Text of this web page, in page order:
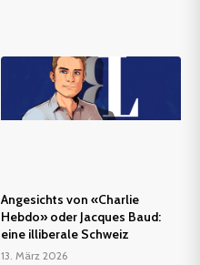
Angesichts von «Charlie
Hebdo» oder Jacques Baud:
eine illiberale Schweiz
13. März 2026